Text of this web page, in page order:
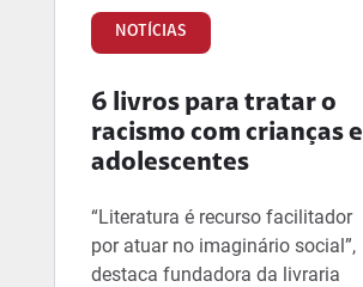
NOTÍCIAS
6 livros para tratar o
racismo com crianças e
adolescentes
“Literatura é recurso facilitador
por atuar no imaginário social”,
destaca fundadora da livraria